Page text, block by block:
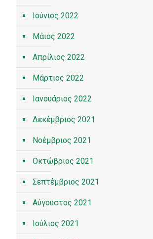
Ιούνιος 2022
Μάιος 2022
Απρίλιος 2022
Μάρτιος 2022
Ιανουάριος 2022
Δεκέμβριος 2021
Νοέμβριος 2021
Οκτώβριος 2021
Σεπτέμβριος 2021
Αύγουστος 2021
Ιούλιος 2021